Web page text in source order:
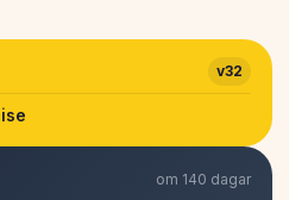
v32
om 140 dagar